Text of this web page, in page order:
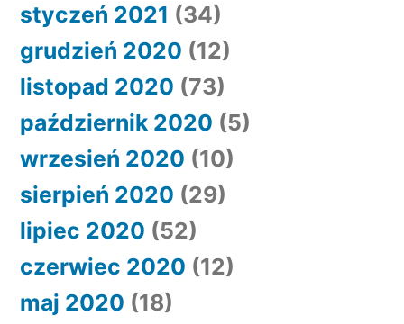
styczeń 2021 (34)
grudzień 2020 (12)
listopad 2020 (73)
październik 2020 (5)
wrzesień 2020 (10)
sierpień 2020 (29)
lipiec 2020 (52)
czerwiec 2020 (12)
maj 2020 (18)